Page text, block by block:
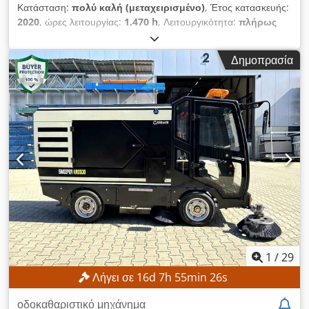
απορριμμάτων (l): 50 Ταχύτητα εργασίας (km/h): 5 Επιφάνεια
φίλτρου (m²): 1,5 Βάρος της συσκευής σε κατάσταση
λειτουργίας (kg): 165 Διαστάσεις (Μ x Π x Υ) (mm): 1200 x 850
x 715 Εγκατεστημένος εξοπλισμός: ΚΑΙΝΟΥΡΓΙΑ ΓΕΛ
ΜΠΑΤΑΡΙΑ 12V 76Ah SONNENSCHEIN (2x) Dedpfx Aiszlfrgj
Tokr ΚΑΙΝΟΥΡΓΙΑ κυλινδρική βούρτσα PPL,05 (μέτρια
σκληρότητα) ΚΑΙΝΟΥΡΓΙΑ αντιστατική πλευρική βούρτσα –
τρίχες MIX ΚΑΙΝΟΥΡΓΙΕΣ προστατευτικές λάστιχες γύρω από
τον κύλινδρο Φίλτρο αέρα Ενσωματωμένος φορτιστής
Κατάσταση: πολύ καλή (μεταχειρισμένο), Έτος κατασκευής:
2020, ώρες λειτουργίας: 1.470 h, Λειτουργικότητα: πλήρως
, τύπος καυσίμου:ηλεκτρικός
CLEANsweep CS 5110 EH / Stolzenberg Twin Top TT 1100 /
E – Αυτόνομη μηχανή καθαρισμού με βούρτσες και
αναρρόφηση CLEANsweep CS 5110 EH / Stolzenberg Twin
Top TT 1100 / E – Έτος κατασκευής 2020 | Περίπου 1.470
ώρες λειτουργίας | Μπαταρίες Gel | νέες πλευρικές και κύριες
βούρτσες | νέες αλυσίδες μετάδοσης κίνησης | σύστημα
υψηλής εκκένωσης | ρυθμιζόμενη ταχύτητα των πλευρικών
βουρτσών | ελαστικά από συμπαγές καουτσούκ |
συμπεριλαμβάνεται φορτιστής | πλάτος καθαρισμού 1100 mm
| σύστημα διπλού κυλίνδρου TWS | 4,5 ώρες λειτουργίας |
1320 W ισχύς κινητήρα Τεχνικά χαρακτηριστικά:
Κατασκευαστής: CLEANsweep Μοντέλο: CS 5110 EH
Κατάσταση: πολύ καλή Έτος κατασκευής: 2020 Ώρες
λειτουργίας: περίπου 1.470 ώρες Πλάτος βουρτσών
καθαρισμού: 700 mm Djdpfxozrzgms Ai Tekr Συνολικό
πλάτος καθαρισμού: 1100 mm Σύστημα διπλού κυλίνδρου:
TWS Ακτίνα στροφής: 1,2 μ Κίνηση: προς τα εμπρός και προς
τα πίσω / πίσω τροχός με διαφορικό Δοχείο απορριμμάτων: 90
Δημοπρασία
1 /29
Λήγει σε 16d 7h 55min 24s
οδοκαθαριστικό μηχάνημα